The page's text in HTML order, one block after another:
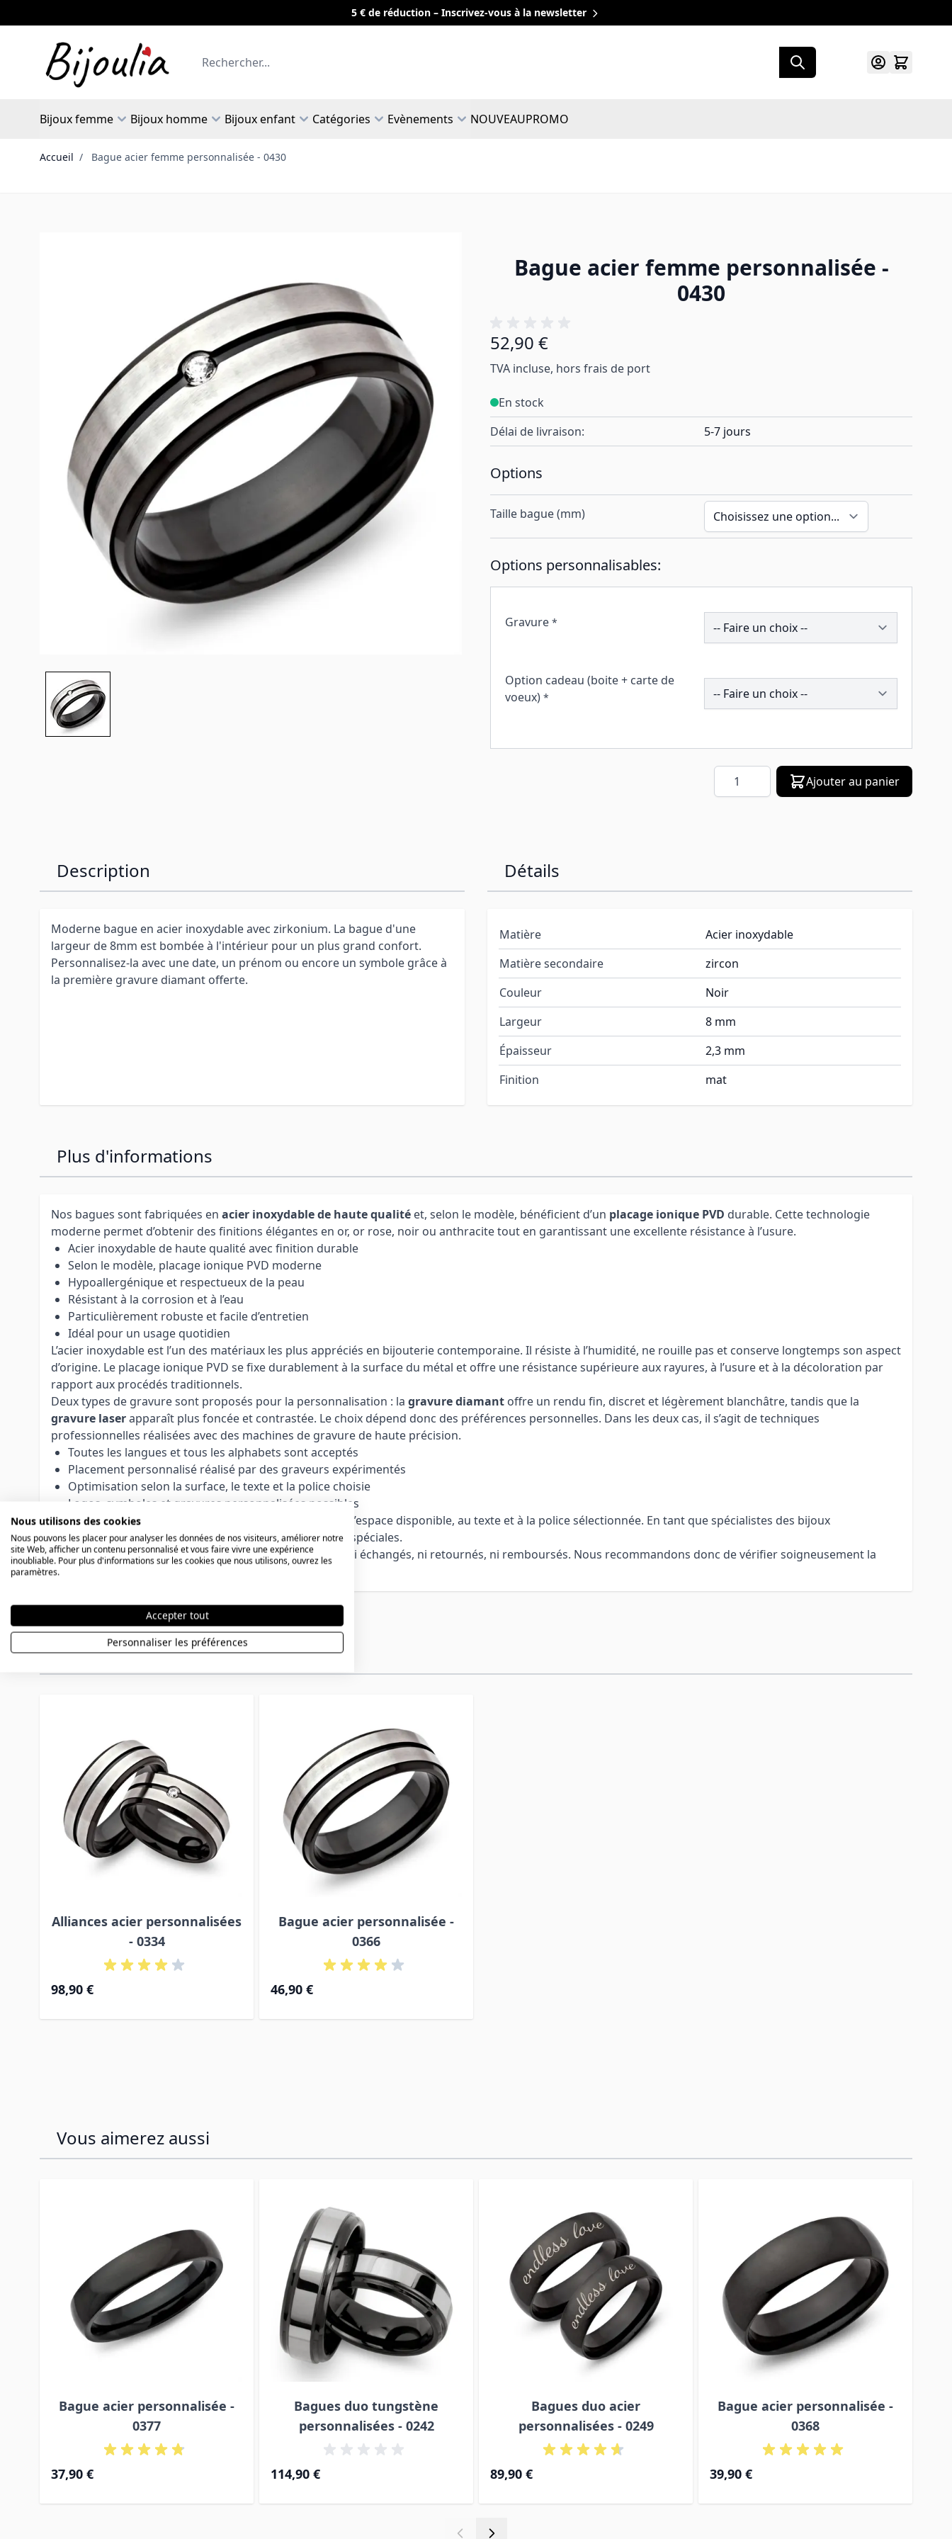
5 € de réduction – Inscrivez-vous à la newsletter
Rechercher
Bijoux femme Bijoux homme Bijoux enfant Catégories Evènements NOUVEAUPROMO
Accueil / Bague acier femme personnalisée - 0430
Bague acier femme personnalisée -
0430
À partir de:
52,90 €
TVA incluse, hors frais de port
En stock
Délai de livraison:
5-7 jours
Options
Taille bague (mm)
Options personnalisables:
Gravure * 193886
Option cadeau (boite + carte de
voeux) *
257692
Quantité Ajouter au panier
Description
Moderne bague en acier inoxydable avec zirkonium. La bague d'une
largeur de 8mm est bombée à l'intérieur pour un plus grand confort.
Personnalisez-la avec une date, un prénom ou encore un symbole grâce à
la première gravure diamant offerte.
Détails
Matière
Acier inoxydable
Matière secondaire
zircon
Couleur
Noir
Largeur
8 mm
Épaisseur
2,3 mm
Finition
mat
Plus d'informations
Nos bagues sont fabriquées en acier inoxydable de haute qualité et, selon le modèle, bénéficient d’un placage ionique PVD durable. Cette technologie
moderne permet d’obtenir des finitions élégantes en or, or rose, noir ou anthracite tout en garantissant une excellente résistance à l’usure.
Acier inoxydable de haute qualité avec finition durable
Selon le modèle, placage ionique PVD moderne
Hypoallergénique et respectueux de la peau
Résistant à la corrosion et à l’eau
Particulièrement robuste et facile d’entretien
Idéal pour un usage quotidien
L’acier inoxydable est l’un des matériaux les plus appréciés en bijouterie contemporaine. Il résiste à l’humidité, ne rouille pas et conserve longtemps son aspect
d’origine. Le placage ionique PVD se fixe durablement à la surface du métal et offre une résistance supérieure aux rayures, à l’usure et à la décoloration par
rapport aux procédés traditionnels.
Deux types de gravure sont proposés pour la personnalisation : la gravure diamant offre un rendu fin, discret et légèrement blanchâtre, tandis que la
gravure laserapparaît plus foncée et contrastée. Le choix dépend donc des préférences personnelles. Dans les deux cas, il s’agit de techniques
professionnelles réalisées avec des machines de gravure de haute précision.
Toutes les langues et tous les alphabets sont acceptés
Placement personnalisé réalisé par des graveurs expérimentés
Optimisation selon la surface, le texte et la police choisie
Logos, symboles et gravures personnalisées possibles
Nos graveurs expérimentés adaptent chaque gravure à l’espace disponible, au texte et à la police sélectionnée. En tant que spécialistes des bijoux
personnalisés, nous réalisons également les demandes spéciales.
Remarque :Les articles personnalisés ne peuvent être ni échangés, ni retournés, ni remboursés. Nous recommandons donc de vérifier soigneusement la
taille de bague avant la commande.
Autres variations
Alliances acier personnalisées
- 0334
98,90 €
Bague acier personnalisée -
0366
46,90 €
Vous aimerez aussi
Bague acier personnalisée -
0377
37,90 €
Bagues duo tungstène
personnalisées - 0242
114,90 €
Bagues duo acier
personnalisées - 0249
89,90 €
Bague acier personnalisée -
0368
39,90 €
Nous utilisons des cookies
Nous pouvons les placer pour analyser les données de nos visiteurs, améliorer notre
site Web, afficher un contenu personnalisé et vous faire vivre une expérience
inoubliable. Pour plus d'informations sur les cookies que nous utilisons, ouvrez les
paramètres.
Accepter tout
Personnaliser les préférences